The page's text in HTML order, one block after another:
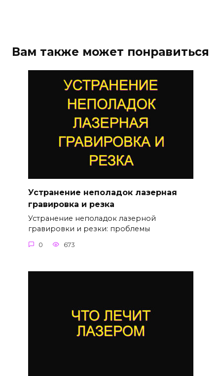
Вам также может понравиться
Устранение неполадок лазерная
гравировка и резка
Устранение неполадок лазерной
гравировки и резки: проблемы
0 673